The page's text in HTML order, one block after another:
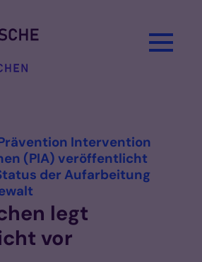
Intervention
(PIA) veröffentlicht
der Aufarbeitung
legt
vor